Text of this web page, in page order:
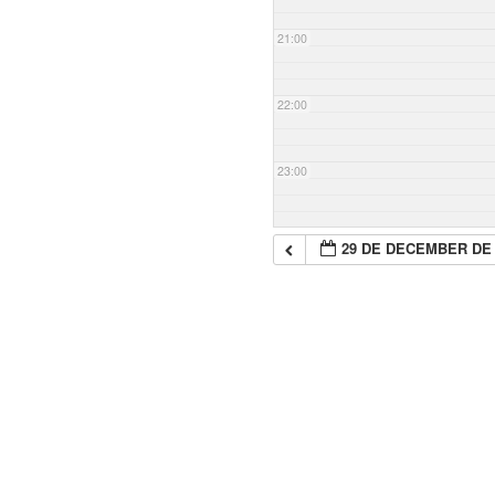
21:00
22:00
23:00
29 DE DECEMBER